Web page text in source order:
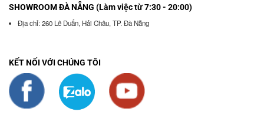
SHOWROOM ĐÀ NẴNG (Làm việc từ 7:30 - 20:00)
Địa chỉ: 260 Lê Duẩn, Hải Châu, TP. Đà Nẵng
KẾT NỐI VỚI CHÚNG TÔI